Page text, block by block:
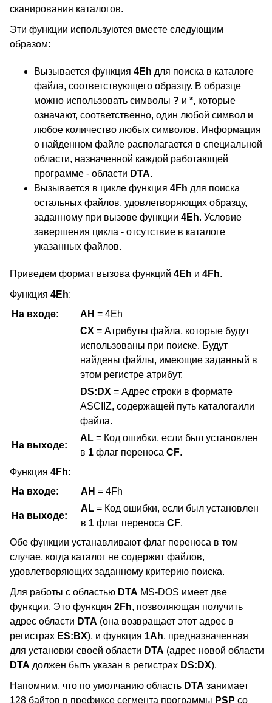
сканирования каталогов.
Эти функции используются вместе следующим
образом:
Вызывается функция 4Eh для поиска в каталоге
файла, соответствующего образцу. В образце
можно использовать символы ? и *, которые
означают, соответственно, один любой символ и
любое количество любых символов. Информация
о найденном файле располагается в специальной
области, назначенной каждой работающей
программе - области DTA.
Вызывается в цикле функция 4Fh для поиска
остальных файлов, удовлетворяющих образцу,
заданному при вызове функции 4Eh. Условие
завершения цикла - отсутствие в каталоге
указанных файлов.
Приведем формат вызова функций 4Eh и 4Fh.
Функция 4Eh:
На входе:
AH = 4Eh
CX = Атрибуты файла, которые будут
использованы при поиске. Будут
найдены файлы, имеющие заданный в
этом регистре атрибут.
DS:DX = Адрес строки в формате
ASCIIZ, содержащей путь каталогаили
файла.
На выходе:
AL = Код ошибки, если был установлен
в 1 флаг переноса CF.
Функция 4Fh:
На входе:
AH = 4Fh
На выходе:
AL = Код ошибки, если был установлен
в 1 флаг переноса CF.
Обе функции устанавливают флаг переноса в том
случае, когда каталог не содержит файлов,
удовлетворяющих заданному критерию поиска.
Для работы с областью DTA MS-DOS имеет две
функции. Это функция 2Fh, позволяющая получить
адрес области DTA (она возвращает этот адрес в
регистрах ES:BX), и функция 1Ah, предназначенная
для установки своей области DTA (адрес новой области
DTA должен быть указан в регистрах DS:DX).
Напомним, что по умолчанию область DTA занимает
128 байтов в префиксе сегмента программы PSP со